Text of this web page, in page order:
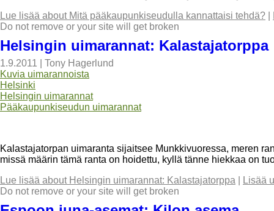
Lue lisää about Mitä pääkaupunkiseudulla kannattaisi tehdä?
Do not remove or your site will get broken
Helsingin uimarannat: Kalastajatorppa
1.9.2011
Tony Hagerlund
Kuvia uimarannoista
Helsinki
Helsingin uimarannat
Pääkaupunkiseudun uimarannat
Kalastajatorpan uimaranta sijaitsee Munkkivuoressa, meren
missä määrin tämä ranta on hoidettu, kyllä tänne hiekkaa on
Lue lisää about Helsingin uimarannat: Kalastajatorppa
Lisää
Do not remove or your site will get broken